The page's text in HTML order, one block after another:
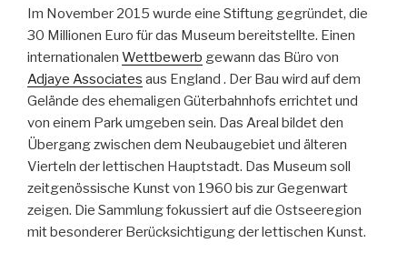
Im November 2015 wurde eine Stiftung gegründet, die
30 Millionen Euro für das Museum bereitstellte. Einen
internationalen Wettbewerb gewann das Büro von
Adjaye Associates aus England . Der Bau wird auf dem
Gelände des ehemaligen Güterbahnhofs errichtet und
von einem Park umgeben sein. Das Areal bildet den
Übergang zwischen dem Neubaugebiet und älteren
Vierteln der lettischen Hauptstadt. Das Museum soll
zeitgenössische Kunst von 1960 bis zur Gegenwart
zeigen. Die Sammlung fokussiert auf die Ostseeregion
mit besonderer Berücksichtigung der lettischen Kunst.